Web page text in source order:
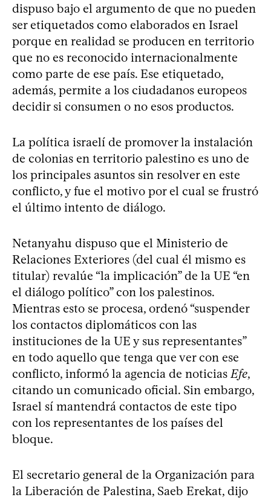
dispuso bajo el argumento de que no pueden
ser etiquetados como elaborados en Israel
porque en realidad se producen en territorio
que no es reconocido internacionalmente
como parte de ese país. Ese etiquetado,
además, permite a los ciudadanos europeos
decidir si consumen o no esos productos.
La política israelí de promover la instalación
de colonias en territorio palestino es uno de
los principales asuntos sin resolver en este
conflicto, y fue el motivo por el cual se frustró
el último intento de diálogo.
Netanyahu dispuso que el Ministerio de
Relaciones Exteriores (del cual él mismo es
titular) revalúe “la implicación” de la UE “en
el diálogo político” con los palestinos.
Mientras esto se procesa, ordenó “suspender
los contactos diplomáticos con las
instituciones de la UE y sus representantes”
en todo aquello que tenga que ver con ese
conflicto, informó la agencia de noticias Efe,
citando un comunicado oficial. Sin embargo,
Israel sí mantendrá contactos de este tipo
con los representantes de los países del
bloque.
El secretario general de la Organización para
la Liberación de Palestina, Saeb Erekat, dijo